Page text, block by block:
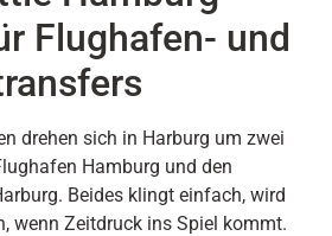
Flughafen- und
drehen sich in Harburg um zwei
Hamburg und den
Beides klingt einfach, wird
wenn Zeitdruck ins Spiel kommt.